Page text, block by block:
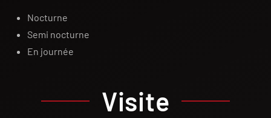
Nocturne
Semi nocturne
En journée
Visite